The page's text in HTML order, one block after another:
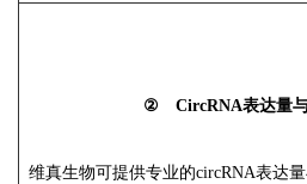
② CircRNA表达量与
维真生物可提供专业的circRNA表达